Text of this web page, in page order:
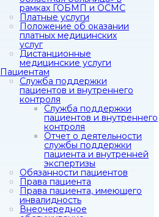
рамках ГОБМП и ОСМС
Платные услуги
Положение об оказании
платных медицинских
услуг
Дистанционные
медицинские услуги
Пациентам
Служба поддержки
пациентов и внутреннего
контроля
Служба поддержки
пациентов и внутреннего
контроля
Отчет о деятельности
службы поддержки
пациента и внутренней
экспертизы
Обязанности пациентов
Права пациента
Права пациента, имеющего
инвалидность
Внеочередное